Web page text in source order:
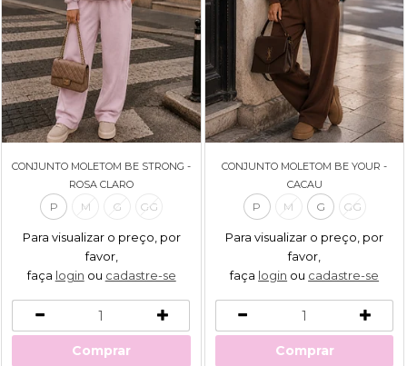
CONJUNTO MOLETOM BE STRONG -
ROSA CLARO
P M G GG
Para visualizar o preço, por
favor,
faça login ou cadastre-se
Comprar
CONJUNTO MOLETOM BE YOUR -
CACAU
P M G GG
Para visualizar o preço, por
favor,
faça login ou cadastre-se
Comprar